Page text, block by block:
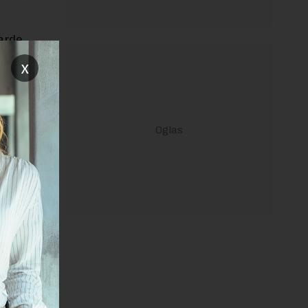
za 78
linka
x